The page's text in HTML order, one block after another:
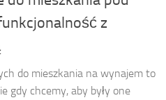
z
do mieszkania na wynajem to
gdy chcemy, aby były one